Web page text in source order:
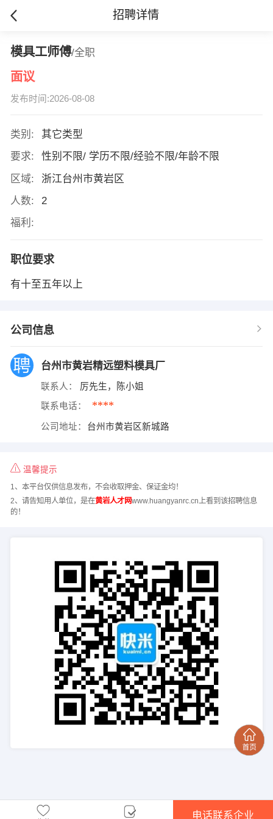
招聘详情
模具工师傅/全职
面议
发布时间:2026-08-08
类别:
其它类型
要求:
性别不限/ 学历不限/经验不限/年龄不限
区域:
浙江台州市黄岩区
人数:
2
福利:
职位要求
有十至五年以上
公司信息
台州市黄岩精远塑料模具厂
联系人： 厉先生，陈小姐
联系电话： ****
公司地址： 台州市黄岩区新城路
温馨提示
1、本平台仅供信息发布，不会收取押金、保证金均！
2、请告知用人单位，是在黄岩人才网www.huangyanrc.cn上看到该招聘信息
的！
电话联系企业